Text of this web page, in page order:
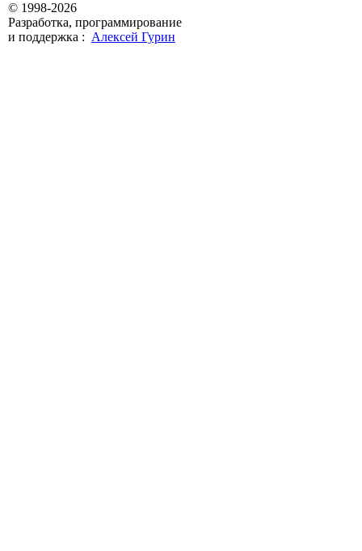
© 1998-2026
Разработка, программирование
и поддержка : Алексей Гурин